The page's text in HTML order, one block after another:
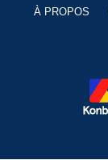
À PROPOS